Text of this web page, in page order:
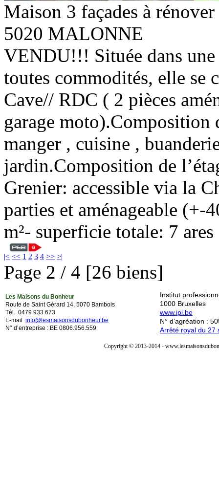
Maison 3 façades à rénover
5020 MALONNE
VENDU!!! Située dans
toutes commodités, elle se
Cave// RDC ( 2 pièces
garage moto).Composition
manger , cuisine ,
jardin.Composition de
Grenier: accessible via la
parties et aménageable (+-
m²- superficie totale: 7
|< << 1 2 3 4 >> >|
Page 2 / 4 [26 biens]
Les Maisons du Bonheur
Route de Saint Gérard 14, 5070 Bambois
Tél. 0479 933 673
E-mail info@lesmaisonsdubonheur.be
N° d’entreprise : BE 0806.956.559
Institut
1000 Bruxelles
www.ipi.be
N° d’agréation :
Arrêté royal du 27
Copyright © 2013-2014 -